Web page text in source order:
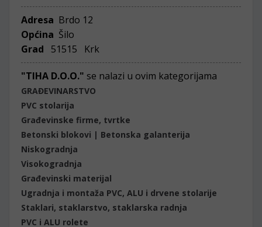
Adresa Brdo 12
Općina Šilo
Grad
51515 Krk
"TIHA D.O.O." se nalazi u ovim kategorijama
GRAĐEVINARSTVO
PVC stolarija
Građevinske firme, tvrtke
Betonski blokovi | Betonska galanterija
Niskogradnja
Visokogradnja
Građevinski materijal
Ugradnja i montaža PVC, ALU i drvene stolarije
Staklari, staklarstvo, staklarska radnja
PVC i ALU rolete